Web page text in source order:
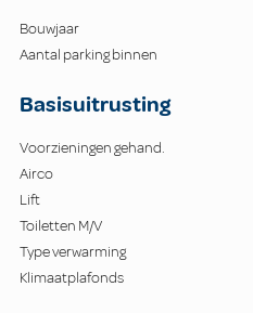
Bouwjaar
Aantal parking binnen
Basisuitrusting
Voorzieningen gehand.
Airco
Lift
Toiletten M/V
Type verwarming
Klimaatplafonds